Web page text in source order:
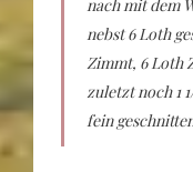
nach mit dem
nebst 6 Loth
Zimmt, 6 Loth
zuletzt noch 1
fein